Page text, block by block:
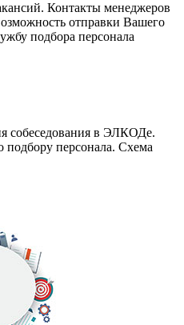
Контакты менеджеров
отправки Вашего
подбора персонала
собеседования в ЭЛКОДе.
персонала. Схема